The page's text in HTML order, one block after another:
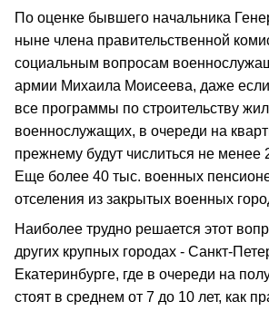
По оценке бывшего начальника
ныне члена правительственной
социальным вопросам
армии Михаила Моисеева, даже
все программы по строительству
военнослужащих, в очереди на
прежнему будут числиться не менее
Еще более 40 тыс. военных
отселения из закрытых военных
Наиболее трудно решается этот
других крупных городах - Санкт-
Екатеринбурге, где в очереди на
стоят в среднем от 7 до 10 лет, как